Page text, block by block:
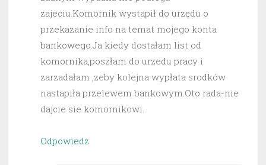
zajeciu.Komornik wystapił do urzędu o
przekazanie info na temat mojego konta
bankowego.Ja kiedy dostałam list od
komornika,poszłam do urzedu pracy i
zarzadałam ,zeby kolejna wypłata srodków
nastapiła przelewem bankowym.Oto rada-nie
dajcie sie komornikowi.
Odpowiedz